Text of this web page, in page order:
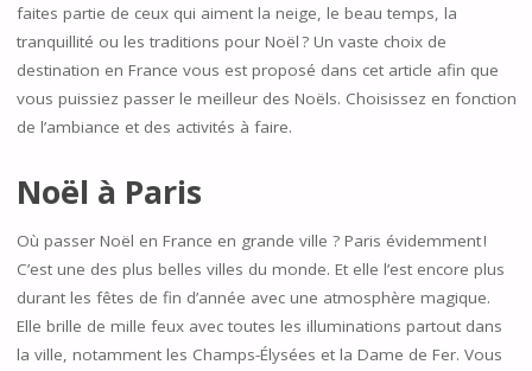
faites partie de ceux qui aiment la neige, le beau temps, la
tranquillité ou les traditions pour Noël ? Un vaste choix de
destination en France vous est proposé dans cet article afin que
vous puissiez passer le meilleur des Noëls. Choisissez en fonction
de l’ambiance et des activités à faire.
Noël à Paris
Où passer Noël en France en grande ville ? Paris évidemment !
C’est une des plus belles villes du monde. Et elle l’est encore plus
durant les fêtes de fin d’année avec une atmosphère magique.
Elle brille de mille feux avec toutes les illuminations partout dans
la ville, notamment les Champs-Élysées et la Dame de Fer. Vous